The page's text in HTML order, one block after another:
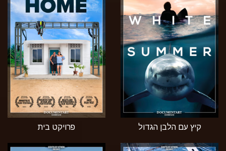
קיץ עם הלבן הגדול פרויקט בית